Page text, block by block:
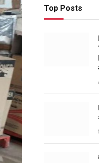
Top Posts